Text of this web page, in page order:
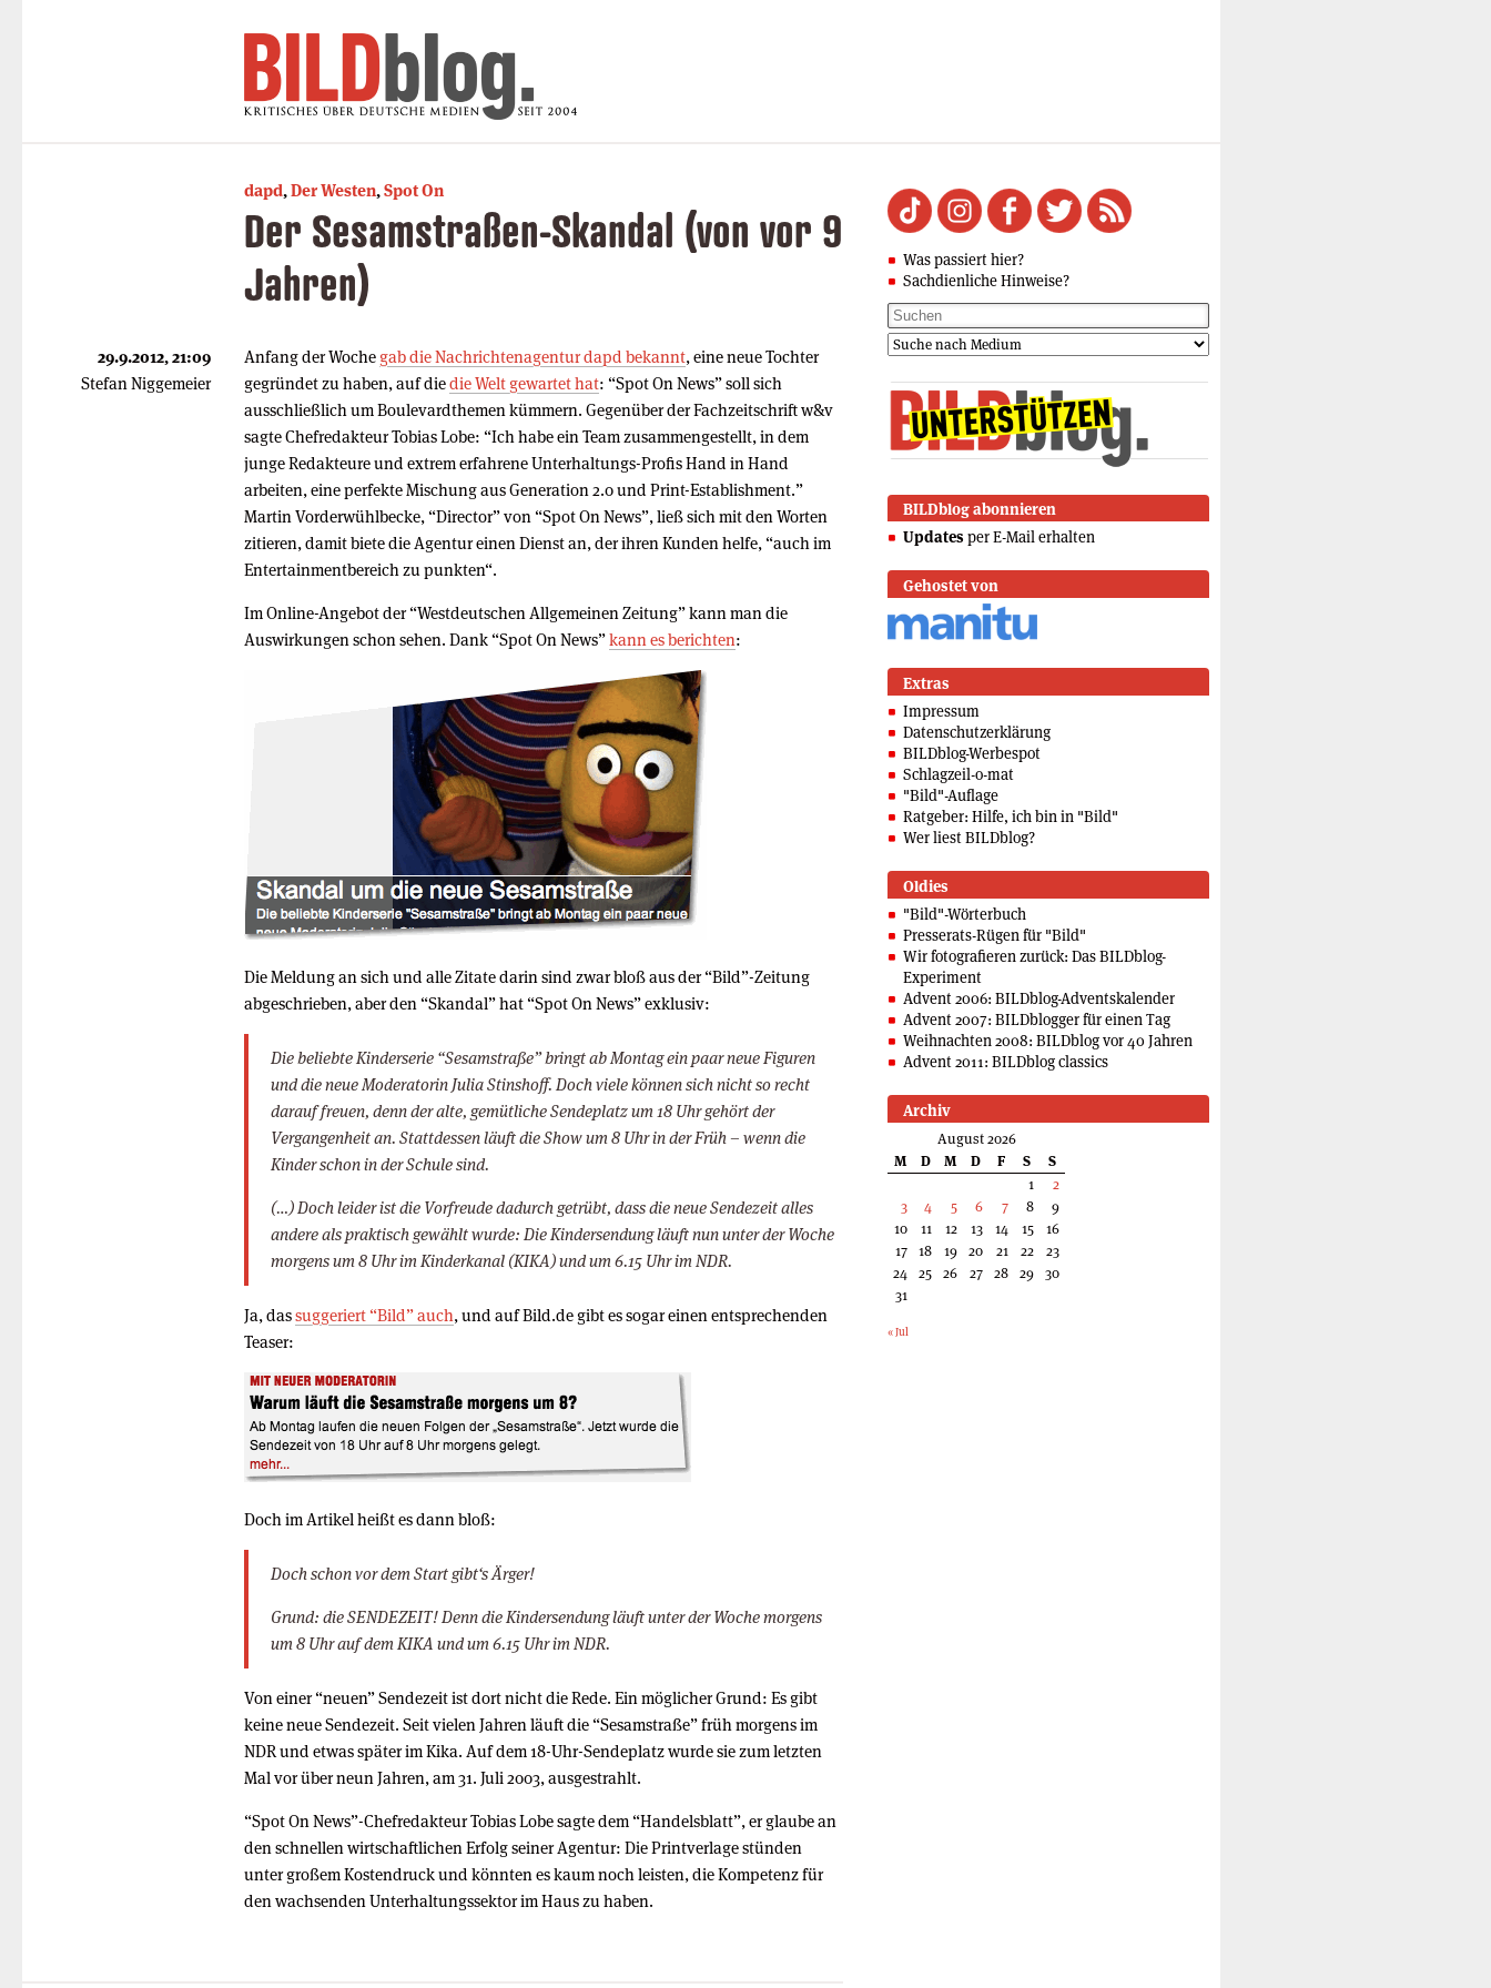
dapd,Der Westen,Spot On
Der Sesamstraßen-Skandal (von vor 9
Jahren)
Anfang der Woche gab die Nachrichtenagentur dapd bekannt, eine neue Tochter
gegründet zu haben, auf diedie Welt gewartet hat: “Spot On News” soll sich
ausschließlich um Boulevardthemen kümmern. Gegenüber der Fachzeitschrift w&v
sagte Chefredakteur Tobias Lobe: “Ich habe ein Team zusammengestellt, in dem
junge Redakteure und extrem erfahrene Unterhaltungs-Profis Hand in Hand
arbeiten, eine perfekte Mischung aus Generation 2.0 und Print-Establishment.”
Martin Vorderwühlbecke, “Director” von “Spot On News”, ließ sich mit den Worten
zitieren, damit biete die Agentur einen Dienst an, der ihren Kunden helfe, “auch im
Entertainmentbereich zu punkten“.
Im Online-Angebot der “Westdeutschen Allgemeinen Zeitung” kann man die
Auswirkungen schon sehen. Dank “Spot On News”kann es berichten:
Die Meldung an sich und alle Zitate darin sind zwar bloß aus der “Bild”-Zeitung
abgeschrieben, aber den “Skandal” hat “Spot On News” exklusiv:
Die beliebte Kinderserie “Sesamstraße” bringt ab Montag ein paar neue Figuren
und die neue Moderatorin Julia Stinshoff. Doch viele können sich nicht so recht
darauf freuen, denn der alte, gemütliche Sendeplatz um 18 Uhr gehört der
Vergangenheit an. Stattdessen läuft die Show um 8 Uhr in der Früh – wenn die
Kinder schon in der Schule sind.
(…) Doch leider ist die Vorfreude dadurch getrübt, dass die neue Sendezeit alles
andere als praktisch gewählt wurde: Die Kindersendung läuft nun unter der Woche
morgens um 8 Uhr im Kinderkanal (KIKA) und um 6.15 Uhr im NDR.
Ja, dassuggeriert “Bild” auch, und auf Bild.de gibt es sogar einen entsprechenden
Teaser:
Doch im Artikel heißt es dann bloß:
Doch schon vor dem Start gibt‘s Ärger!
Grund: die SENDEZEIT! Denn die Kindersendung läuft unter der Woche morgens
um 8 Uhr auf dem KIKA und um 6.15 Uhr im NDR.
Von einer “neuen” Sendezeit ist dort nicht die Rede. Ein möglicher Grund: Es gibt
keine neue Sendezeit. Seit vielen Jahren läuft die “Sesamstraße” früh morgens im
NDR und etwas später im Kika. Auf dem 18-Uhr-Sendeplatz wurde sie zum letzten
Mal vor über neun Jahren, am 31. Juli 2003, ausgestrahlt.
“Spot On News”-Chefredakteur Tobias Lobe sagte dem “Handelsblatt”, er glaube an
den schnellen wirtschaftlichen Erfolg seiner Agentur: Die Printverlage stünden
unter großem Kostendruck und könnten es kaum noch leisten, die Kompetenz für
den wachsenden Unterhaltungssektor im Haus zu haben.
29.9.2012, 21:09
Stefan Niggemeier
Was passiert hier?
Sachdienliche Hinweise?
BILDblog abonnieren
Updates per E-Mail erhalten
Gehostet von
Extras
Impressum
Datenschutzerklärung
BILDblog-Werbespot
Schlagzeil-o-mat
"Bild"-Auflage
Ratgeber: Hilfe, ich bin in "Bild"
Wer liest BILDblog?
Oldies
"Bild"-Wörterbuch
Presserats-Rügen für "Bild"
Wir fotografieren zurück: Das BILDblog-
Experiment
Advent 2006: BILDblog-Adventskalender
Advent 2007: BILDblogger für einen Tag
Weihnachten 2008: BILDblog vor 40 Jahren
Advent 2011: BILDblog classics
Archiv
August 2026
M
D M D F S
S
1
2
3
4 5 6 7 8
9
10
11 12 13 14 15
16
17 18 19 20 21 22
23
24 25 26 27 28 29 30
31
« Jul